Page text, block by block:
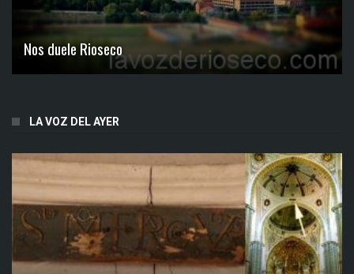
Nos duele Rioseco
LA VOZ DEL AYER